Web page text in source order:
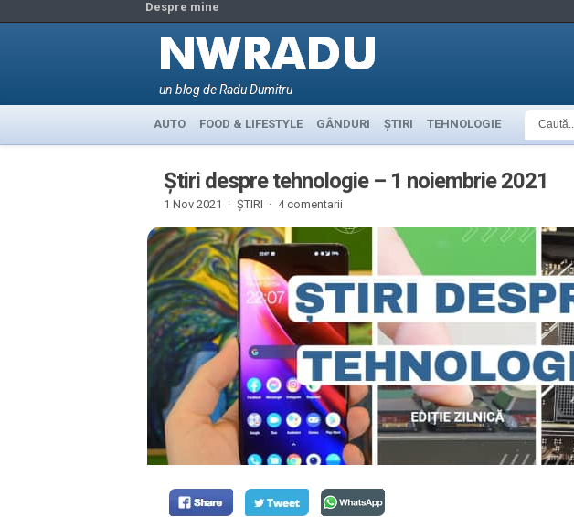
Despre mine
un blog de Radu Dumitru
AUTO FOOD & LIFESTYLE GÂNDURI ȘTIRI TEHNOLOGIE
Știri despre tehnologie – 1 noiembrie 2021
1 Nov 2021 · ȘTIRI · 4 comentarii